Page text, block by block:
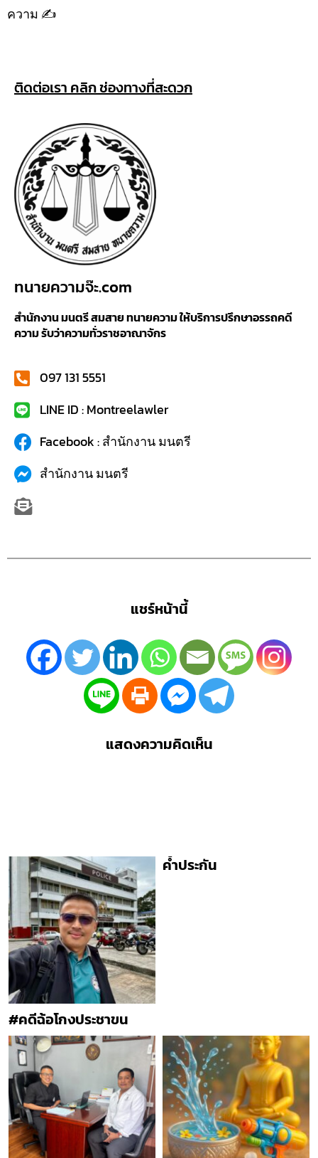
ความ ✍
ติดต่อเรา คลิก ช่องทางที่สะดวก
ทนายความจ๊ะ.com
สำนักงาน มนตรี สมสาย ทนายความ ให้บริการปรึกษาอรรถคดี
ความ รับว่าความทั่วราชอาณาจักร
097 131 5551
LINE ID : Montreelawler
Facebook : สำนักงาน มนตรี
สำนักงาน มนตรี
แชร์หน้านี้
แสดงความคิดเห็น
#คดีฉ้อโกงประชาขน
ค้ำประกัน